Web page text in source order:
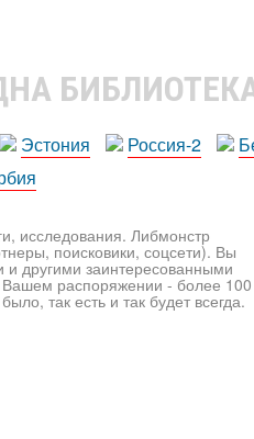
Эстония Россия-2
исследования. Либмонстр
поисковики, соцсети). Вы
и другими заинтересованными
Вашем распоряжении - более 100
так есть и так будет всегда.